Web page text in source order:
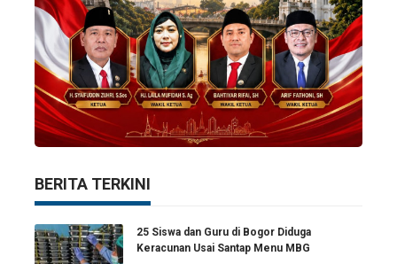
BERITA TERKINI
25 Siswa dan Guru di Bogor Diduga
Keracunan Usai Santap Menu MBG